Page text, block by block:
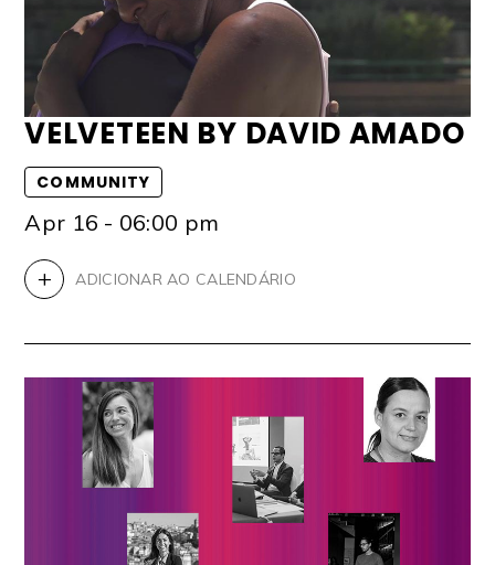
VELVETEEN BY DAVID AMADO
COMMUNITY
Apr 16 - 06:00 pm
+ ADICIONAR AO CALENDÁRIO